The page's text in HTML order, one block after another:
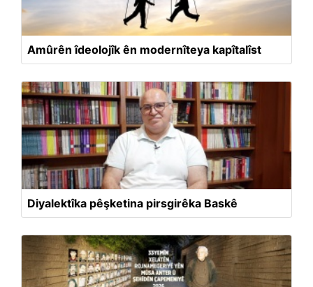
Amûrên îdeolojîk ên modernîteya kapîtalîst
Diyalektîka pêşketina pirsgirêka Baskê